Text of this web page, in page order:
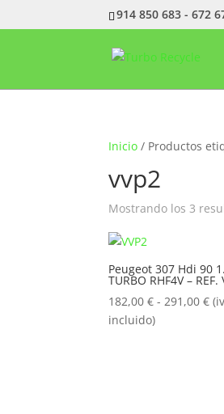
914 850 683 - 672
Inicio / Productos
vvp2
Mostrando los 3
Peugeot 307 Hdi 90
TURBO RHF4V – REF.
182,00€ - 291,00€
incluido)